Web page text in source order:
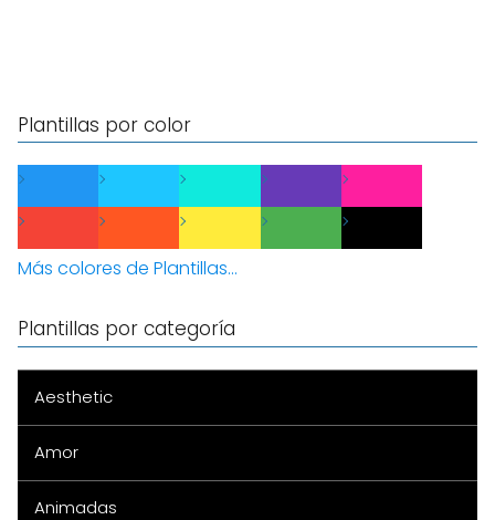
Plantillas por color
Más colores de Plantillas...
Plantillas por categoría
Aesthetic
Amor
Animadas